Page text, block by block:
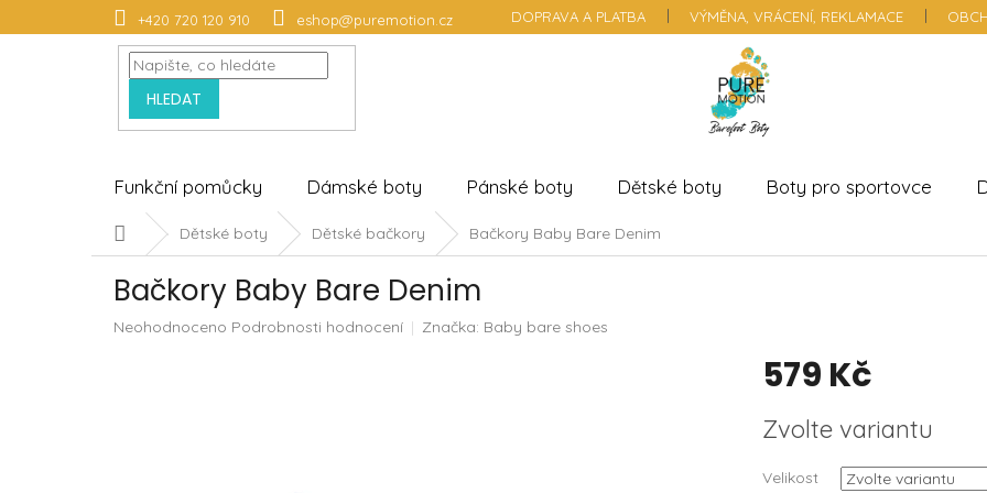
na
+420 720 120 910 eshop@puremotion.cz DOPRAVA A PLATBA VÝMĚNA, VRÁCENÍ, REKLAMACE
HLEDAT
Funkční pomůcky Dámské boty Pánské boty Dětské boty Boty pro sportovce
Domů Dětské boty Dětské bačkory Bačkory Baby Bare Denim
Bačkory Baby Bare Denim
Průměrné
Neohodnoceno Podrobnosti hodnocení Značka: Baby bare shoes
579 Kč
cena:
Zvolte variantu
Velikost